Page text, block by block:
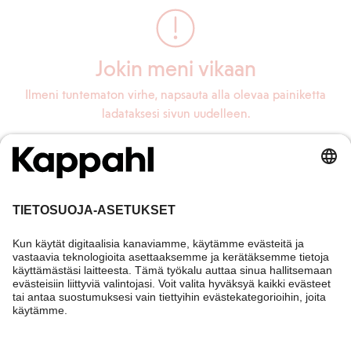
Jokin meni vikaan
Ilmeni tuntematon virhe, napsauta alla olevaa painiketta
ladataksesi sivun uudelleen.
Lataa sivu uudelleen